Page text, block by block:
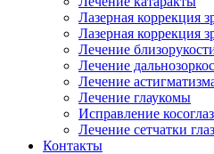
Лазерная коррекция
Лазерная коррекция
Лечение
Лечение
Лечение
Лечение глаукомы
Исправление
Лечение сетчатки
Контакты